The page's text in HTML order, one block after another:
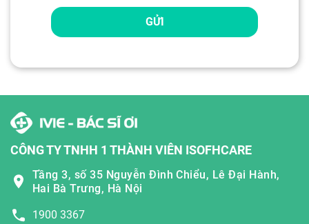
GỬI
CÔNG TY TNHH 1 THÀNH VIÊN ISOFHCARE
Tầng 3, số 35 Nguyễn Đình Chiểu, Lê Đại Hành,
Hai Bà Trưng, Hà Nội
1900 3367